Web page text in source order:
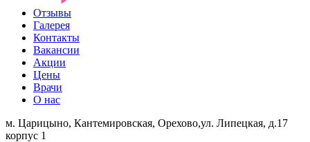
Отзывы
Галерея
Контакты
Вакансии
Акции
Цены
Врачи
О нас
м. Царицыно, Кантемировская, Орехово,ул. Липецкая, д.17
корпус 1